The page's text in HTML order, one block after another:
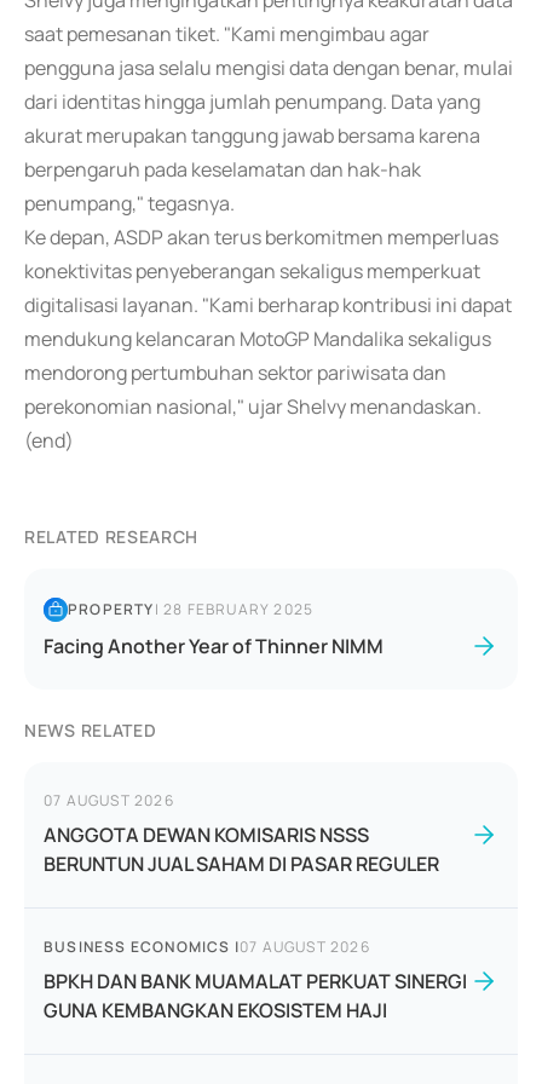
saat pemesanan tiket. "Kami mengimbau agar
pengguna jasa selalu mengisi data dengan benar, mulai
dari identitas hingga jumlah penumpang. Data yang
akurat merupakan tanggung jawab bersama karena
berpengaruh pada keselamatan dan hak-hak
penumpang," tegasnya.
Ke depan, ASDP akan terus berkomitmen memperluas
konektivitas penyeberangan sekaligus memperkuat
digitalisasi layanan. "Kami berharap kontribusi ini dapat
mendukung kelancaran MotoGP Mandalika sekaligus
mendorong pertumbuhan sektor pariwisata dan
perekonomian nasional," ujar Shelvy menandaskan.
(end)
RELATED RESEARCH
PROPERTY|28 FEBRUARY 2025
Facing Another Year of Thinner NIMM
NEWS RELATED
07 AUGUST 2026
ANGGOTA DEWAN KOMISARIS NSSS
BERUNTUN JUAL SAHAM DI PASAR REGULER
BUSINESS ECONOMICS |07 AUGUST 2026
BPKH DAN BANK MUAMALAT PERKUAT SINERGI
GUNA KEMBANGKAN EKOSISTEM HAJI